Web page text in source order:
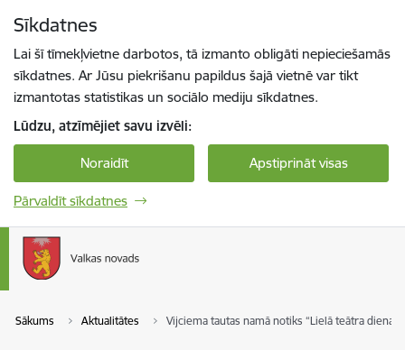
Sīkdatnes
Lai šī tīmekļvietne darbotos, tā izmanto obligāti nepieciešamās
sīkdatnes. Ar Jūsu piekrišanu papildus šajā vietnē var tikt
izmantotas statistikas un sociālo mediju sīkdatnes.
Lūdzu, atzīmējiet savu izvēli:
Noraidīt Apstiprināt visas
Pārvaldīt sīkdatnes
Sākums Aktualitātes Vijciema tautas namā notiks “Lielā teātra diena”